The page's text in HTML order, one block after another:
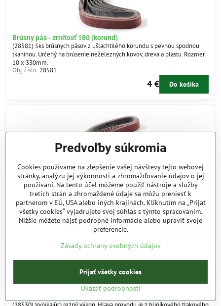
Brúsny pás - zrnitosť 180 (korund)
(28581) 5ks brúsnych pásov z ušľachtilého korundu s pevnou spodnou
tkaninou. Určený na brúsenie neželezných kovov, dreva a plastu. Rozmer
10 x 330mm.
Obj. číslo: 28581
4 € Do košíka
Brúsny pás - zrnitosť 180 (karbid kremík)
(28579) 5ks brúsnych pásov z karbidu kremíka s pevnou spodnou
tkaninou. Určený na brúsenie skla a keramiky. Vhodný tiež na opracovanie
mosadze, ocele a sivej liatiny. Rozmer 10 x 330mm.
Obj. číslo:
28579
Predvoľby súkromia
Cookies používame na zlepšenie vašej návštevy tejto webovej
stránky, analýzu jej výkonnosti a zhromažďovanie údajov o jej
používaní. Na tento účel môžeme použiť nástroje a služby
tretích strán a zhromaždené údaje sa môžu preniesť k
partnerom v EÚ, USA alebo iných krajinách. Kliknutím na „Prijať
všetky cookies“ vyjadrujete svoj súhlas s týmto spracovaním.
Nižšie môžete nájsť podrobné informácie alebo upraviť svoje
preferencie.
Zásady ochrany osobných údajov
Ukázať podrobnosti
Prijať všetky cookies